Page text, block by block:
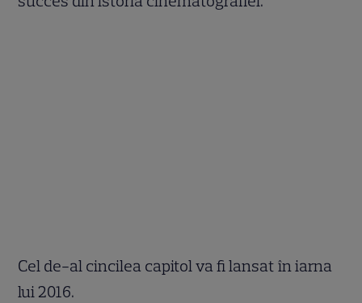
Cel de-al cincilea capitol va fi lansat în iarna
lui 2016.